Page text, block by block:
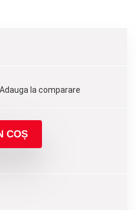
Adauga la comparare
COȘ